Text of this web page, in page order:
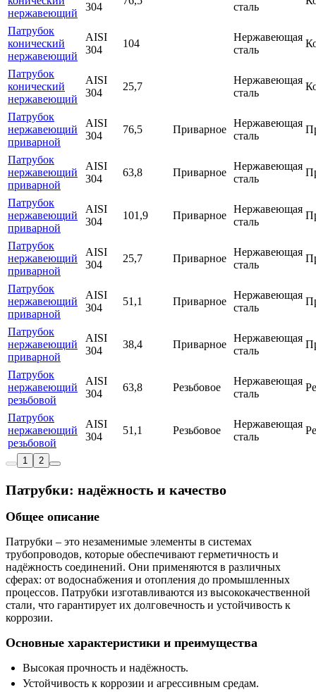
нержавеющий
304
сталь
Патрубок
конический
нержавеющий
AISI
304
104
Нержавеющая
сталь
Патрубок
конический
нержавеющий
AISI
304
25,7
Нержавеющая
сталь
Патрубок
нержавеющий
приварной
AISI
304
76,5 Приварное
Нержавеющая
сталь
Патрубок
нержавеющий
приварной
AISI
304
63,8 Приварное
Нержавеющая
сталь
Патрубок
нержавеющий
приварной
AISI
304
101,9 Приварное
Нержавеющая
сталь
Патрубок
нержавеющий
приварной
AISI
304
25,7 Приварное
Нержавеющая
сталь
Патрубок
нержавеющий
приварной
AISI
304
51,1 Приварное
Нержавеющая
сталь
Патрубок
нержавеющий
приварной
AISI
304
38,4 Приварное
Нержавеющая
сталь
Патрубок
нержавеющий
резьбовой
AISI
304
63,8 Резьбовое
Нержавеющая
сталь
Патрубок
нержавеющий
резьбовой
AISI
304
51,1 Резьбовое
Нержавеющая
сталь
1 2
Патрубки: надёжность и качество
Общее описание
Патрубки – это незаменимые элементы в системах
трубопроводов, которые обеспечивают герметичность и
надёжность соединений. Они применяются в различных
сферах: от водоснабжения и отопления до промышленных
процессов. Патрубки изготавливаются из высококачественной
стали, что гарантирует их долговечность и устойчивость к
коррозии.
Основные характеристики и преимущества
Высокая прочность и надёжность.
Устойчивость к коррозии и агрессивным средам.